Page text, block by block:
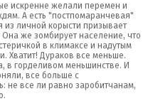
искренне желали перемен и
А есть "постпомаранчевая"
из личной корысти призывает
Она же зомбирует население, что
в климаксе и надутым
Хватит! Дураков все меньше.
в горделивом меньшинстве. И
все больше с
не все ли равно заробитчанам,